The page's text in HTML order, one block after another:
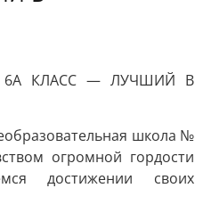
6А КЛАСС — ЛУЧШИЙ В
школа №
огромной гордости
достижении своих